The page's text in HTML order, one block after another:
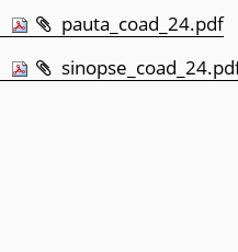
pauta_coad_24.pdf